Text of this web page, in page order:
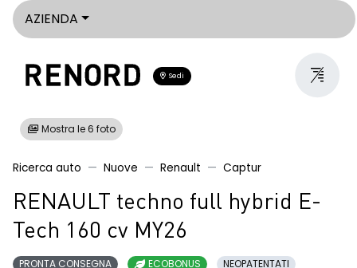
AZIENDA
Sedi
Mostra le 6 foto
Ricerca auto Nuove Renault Captur
RENAULT techno full hybrid E-
Tech 160 cv MY26
PRONTA CONSEGNA ECOBONUS
NEOPATENTATI